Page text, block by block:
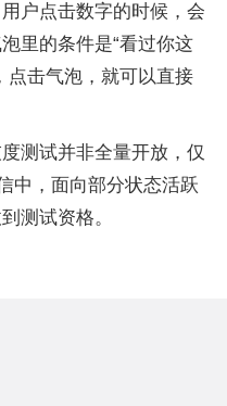
户点击数字的时候，会
里的条件是“看过你这
点击气泡，就可以直接
测试并非全量开放，仅
中，面向部分状态活跃
测试资格。